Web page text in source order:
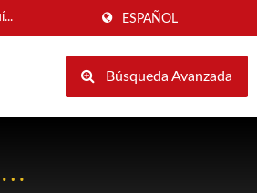
ESPAÑOL
Búsqueda Avanzada